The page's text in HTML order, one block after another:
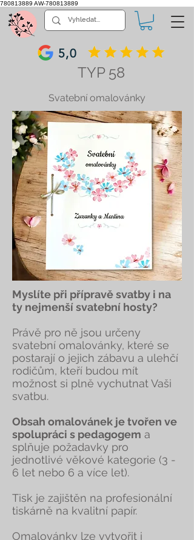
780813889 AW-780813889
5,0
TYP 58
Svatební omalovánky
Myslíte při přípravě svatby i na
ty nejmenší svatební hosty?
Právě pro ně jsou určeny
svatební omalovánky, které se
postarají o jejich zábavu a ulehčí
rodičům, kteří budou mít
možnost si plně vychutnat Vaši
svatbu.
Obsah omalovánek je tvořen ve
spolupráci s pedagogem a
splňuje požadavky pro
jednotlivé věkové kategorie (3 -
6 let nebo 6 a více let).
Tisk je zajištěn na profesionální
tiskárně na kvalitní papír.
Omalovánky lze vytvořit i